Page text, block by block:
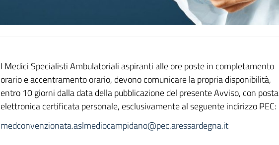
I Medici Specialisti Ambulatoriali aspiranti alle ore poste in completamento
orario e accentramento orario, devono comunicare la propria disponibilità,
entro 10 giorni dalla data della pubblicazione del presente Avviso, con posta
elettronica certificata personale, esclusivamente al seguente indirizzo PEC:
medconvenzionata.aslmediocampidano@pec.aressardegna.it